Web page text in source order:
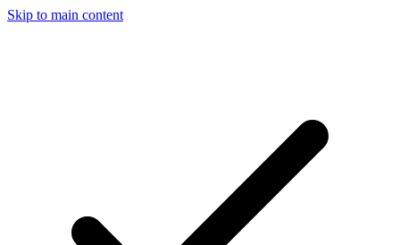
Skip to main content